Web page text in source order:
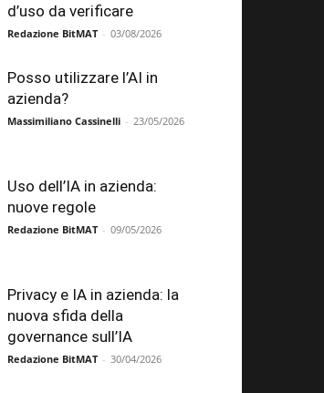
d’uso da verificare
Redazione BitMAT - 03/08/2026
Posso utilizzare l’AI in
azienda?
Massimiliano Cassinelli - 23/05/2026
Uso dell’IA in azienda:
nuove regole
Redazione BitMAT - 09/05/2026
Privacy e IA in azienda: la
nuova sfida della
governance sull’IA
Redazione BitMAT - 30/04/2026